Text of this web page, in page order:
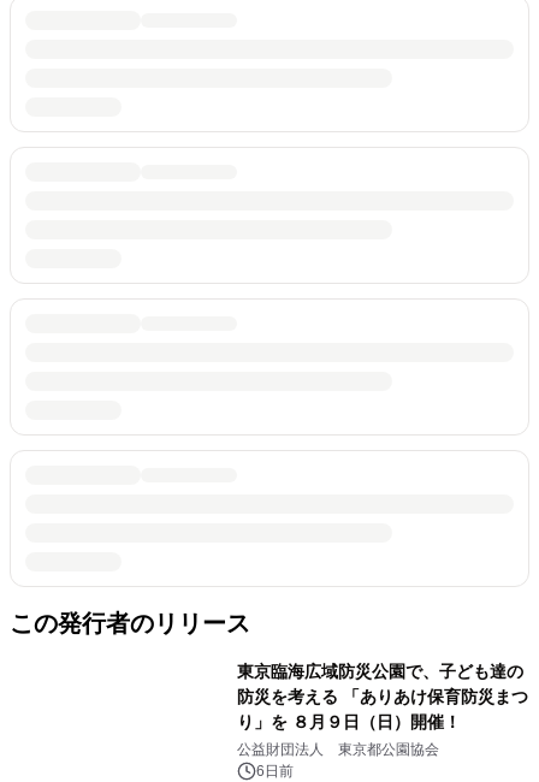
この発行者のリリース
東京臨海広域防災公園で、子ども達の
防災を考える 「ありあけ保育防災まつ
り」を ８月９日（日）開催！
公益財団法人 東京都公園協会
6日前